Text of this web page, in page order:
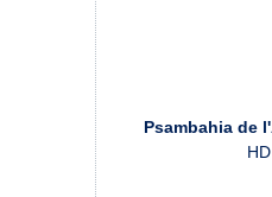
Psambahia de